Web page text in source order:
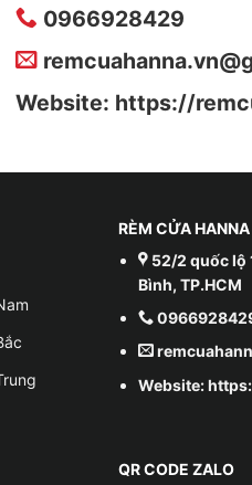
0966928429
Website: https://
RÈM CỬA HANNA
52/2 quốc lộ
Bình, TP.HCM
Website:
QR CODE ZALO